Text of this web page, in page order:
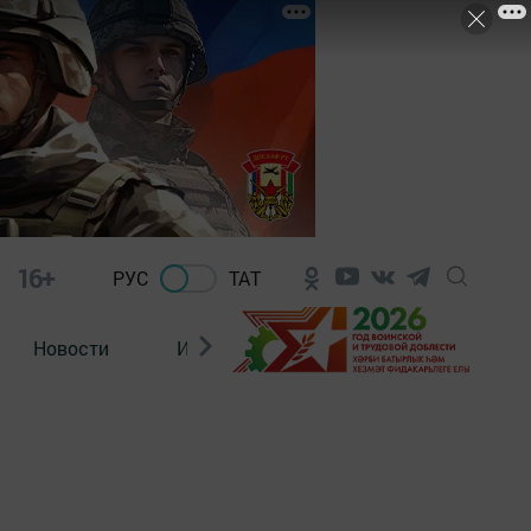
16+ РУС ТАТ
Новости Из зала суда